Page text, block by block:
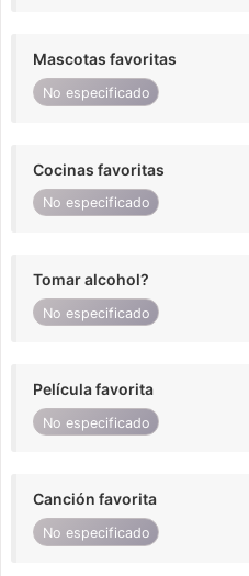
Mascotas favoritas
No especificado
Cocinas favoritas
No especificado
Tomar alcohol?
No especificado
Película favorita
No especificado
Canción favorita
No especificado